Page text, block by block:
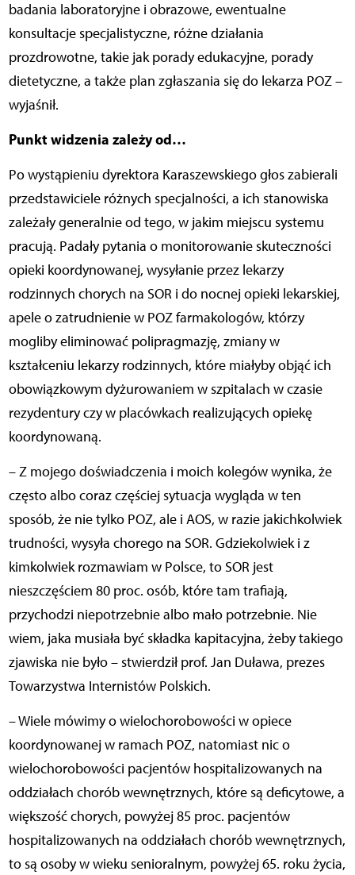
badania laboratoryjne i obrazowe, ewentualne
konsultacje specjalistyczne, różne działania
prozdrowotne, takie jak porady edukacyjne, porady
dietetyczne, a także plan zgłaszania się do lekarza POZ –
wyjaśnił.
Punkt widzenia zależy od…
Po wystąpieniu dyrektora Karaszewskiego głos zabierali
przedstawiciele różnych specjalności, a ich stanowiska
zależały generalnie od tego, w jakim miejscu systemu
pracują. Padały pytania o monitorowanie skuteczności
opieki koordynowanej, wysyłanie przez lekarzy
rodzinnych chorych na SOR i do nocnej opieki lekarskiej,
apele o zatrudnienie w POZ farmakologów, którzy
mogliby eliminować polipragmazję, zmiany w
kształceniu lekarzy rodzinnych, które miałyby objąć ich
obowiązkowym dyżurowaniem w szpitalach w czasie
rezydentury czy w placówkach realizujących opiekę
koordynowaną.
– Z mojego doświadczenia i moich kolegów wynika, że
często albo coraz częściej sytuacja wygląda w ten
sposób, że nie tylko POZ, ale i AOS, w razie jakichkolwiek
trudności, wysyła chorego na SOR. Gdziekolwiek i z
kimkolwiek rozmawiam w Polsce, to SOR jest
nieszczęściem 80 proc. osób, które tam trafiają,
przychodzi niepotrzebnie albo mało potrzebnie. Nie
wiem, jaka musiała być składka kapitacyjna, żeby takiego
zjawiska nie było – stwierdził prof. Jan Duława, prezes
Towarzystwa Internistów Polskich.
– Wiele mówimy o wielochorobowości w opiece
koordynowanej w ramach POZ, natomiast nic o
wielochorobowości pacjentów hospitalizowanych na
oddziałach chorób wewnętrznych, które są deficytowe, a
większość chorych, powyżej 85 proc. pacjentów
hospitalizowanych na oddziałach chorób wewnętrznych,
to są osoby w wieku senioralnym, powyżej 65. roku życia,